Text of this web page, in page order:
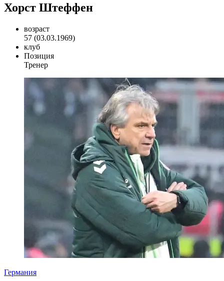
Хорст Штеффен
возраст
57 (03.03.1969)
клуб
Позиция
Тренер
Германия